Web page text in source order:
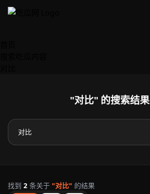
跳过导航
"对比" 的搜索结果
找到 2 条关于 "对比" 的结果